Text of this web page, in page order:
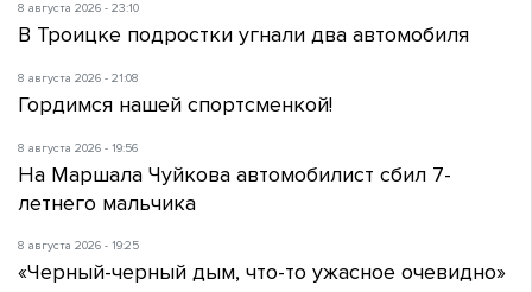
8 августа 2026 - 23:10
В Троицке подростки угнали два автомобиля
8 августа 2026 - 21:08
Гордимся нашей спортсменкой!
8 августа 2026 - 19:56
На Маршала Чуйкова автомобилист сбил 7-
летнего мальчика
8 августа 2026 - 19:25
«Черный-черный дым, что-то ужасное очевидно»